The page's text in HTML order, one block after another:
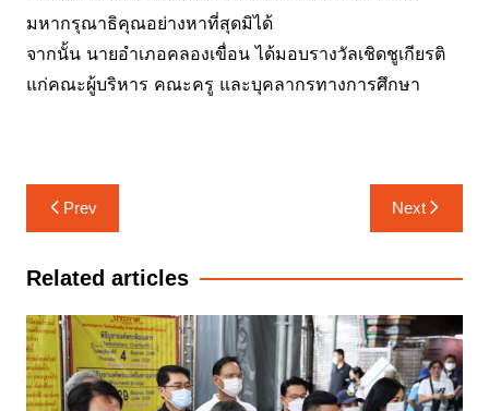
มหากรุณาธิคุณอย่างหาที่สุดมิได้
จากนั้น นายอำเภอคลองเขื่อน ได้มอบรางวัลเชิดชูเกียรติ
แก่คณะผู้บริหาร คณะครู และบุคลากรทางการศึกษา
แนะแนว
เรื่อง
Prev Next
Related articles